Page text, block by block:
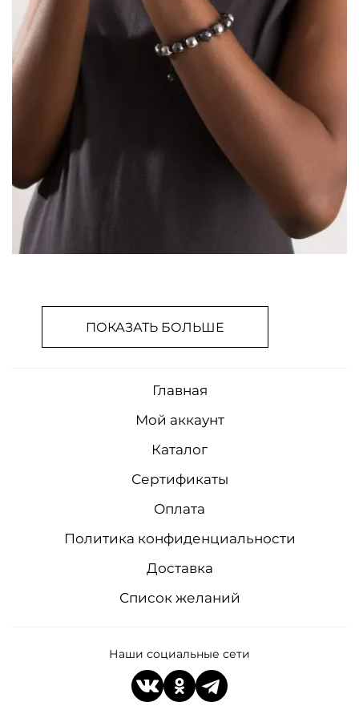
ПОКАЗАТЬ БОЛЬШЕ
Главная
Мой аккаунт
Каталог
Сертификаты
Оплата
Политика конфиденциальности
Доставка
Список желаний
Наши социальные сети